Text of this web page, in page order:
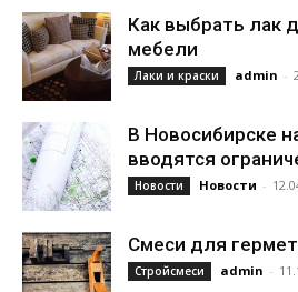
Как выбрать лак
мебели
Лаки и краски admin -
В Новосибирске
вводятся
Новости Новости -
Смеси для
Стройсмеси admin -